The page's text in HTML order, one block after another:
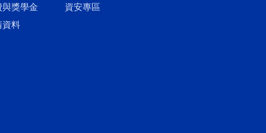
獎學金
資料
資安專區